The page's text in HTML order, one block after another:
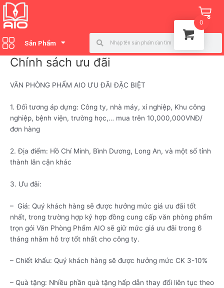
Nhảy
tới
nội
dung
Sản Phẩm
Search
Chính sách ưu đãi
VĂN PHÒNG PHẨM AIO ƯU ĐÃI ĐẶC BIỆT
1. Đối tương áp dựng: Công ty, nhà máy, xí nghiệp, Khu công
nghiệp, bệnh viện, trường học,… mua trên 10,000,000VNĐ/
đơn hàng
2. Địa điểm: Hồ Chí Minh, Bình Dương, Long An, và một số tỉnh
thành lân cận khác
3. Ưu đãi:
– Giá: Quý khách hàng sẽ được hưởng mức giá ưu đãi tốt
nhất, trong trường hợp ký hợp đồng cung cấp văn phòng phẩm
trọn gói Văn Phòng Phẩm AIO sẽ giữ mức giá ưu đãi trong 6
tháng nhằm hỗ trợ tốt nhất cho công ty.
– Chiết khấu: Quý khách hàng sẽ được hưởng mức CK 3-10%
– Quà tặng: Nhiều phần quà tặng hấp dẫn thay đổi liên tục theo
0